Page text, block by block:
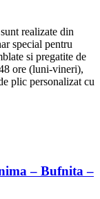
realizate din
special pentru
si pregatite de
ore (luni-vineri),
plic personalizat cu
– Bufnita –